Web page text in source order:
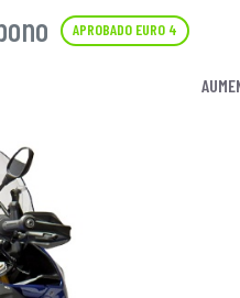
APROBADO EURO 4